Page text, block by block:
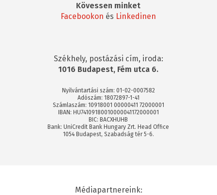
Kövessen minket
Facebookon és Linkedinen
Székhely, postázási cím, iroda:
1016 Budapest, Fém utca 6.
Nyilvántartási szám: 01-02-0007582
Adószám: 18072897-1-41
Számlaszám: 10918001 00000411 72000001
IBAN: HU74109180010000041172000001
BIC: BACXHUHB
Bank: UniCredit Bank Hungary Zrt. Head Office
1054 Budapest, Szabadság tér 5-6.
Médiapartnereink: